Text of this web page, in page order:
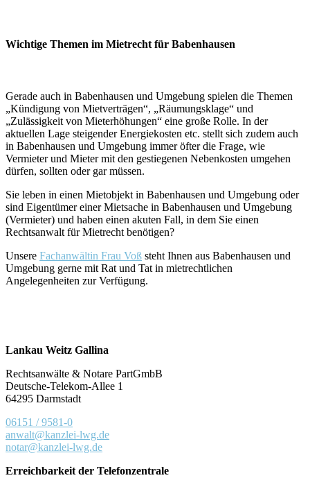
Wichtige Themen im Mietrecht für Babenhausen
Gerade auch in Babenhausen und Umgebung spielen die Themen
„Kündigung von Mietverträgen“, „Räumungsklage“ und
„Zulässigkeit von Mieterhöhungen“ eine große Rolle. In der
aktuellen Lage steigender Energiekosten etc. stellt sich zudem auch
in Babenhausen und Umgebung immer öfter die Frage, wie
Vermieter und Mieter mit den gestiegenen Nebenkosten umgehen
dürfen, sollten oder gar müssen.
Sie leben in einen Mietobjekt in Babenhausen und Umgebung oder
sind Eigentümer einer Mietsache in Babenhausen und Umgebung
(Vermieter) und haben einen akuten Fall, in dem Sie einen
Rechtsanwalt für Mietrecht benötigen?
Unsere Fachanwältin Frau Voß steht Ihnen aus Babenhausen und
Umgebung gerne mit Rat und Tat in mietrechtlichen
Angelegenheiten zur Verfügung.
Lankau Weitz Gallina
Rechtsanwälte & Notare PartGmbB
Deutsche-Telekom-Allee 1
64295 Darmstadt
06151 / 9581-0
anwalt@kanzlei-lwg.de
notar@kanzlei-lwg.de
Erreichbarkeit der Telefonzentrale